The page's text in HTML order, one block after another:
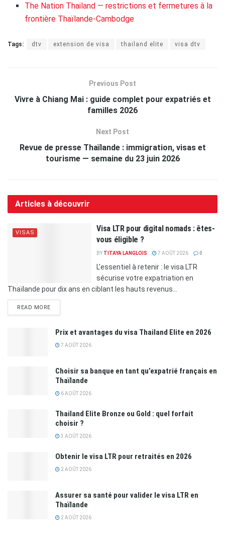
The Nation Thailand — restrictions et fermetures à la
frontière Thaïlande-Cambodge
Tags: dtv extension de visa thailand elite visa dtv
Previous Post
Vivre à Chiang Mai : guide complet pour expatriés et
familles 2026
Next Post
Revue de presse Thaïlande : immigration, visas et
tourisme — semaine du 23 juin 2026
Articles à découvrir
VISAS
Visa LTR pour digital nomads : êtes-
vous éligible ?
BY TITAYA LANGLOIS 7 AOÛT 2026 0
L'essentiel à retenir : le visa LTR
sécurise votre expatriation en
Thaïlande pour dix ans en ciblant les hauts revenus...
READ MORE
Prix et avantages du visa Thailand Elite en 2026
7 AOÛT 2026
Choisir sa banque en tant qu’expatrié français en
Thaïlande
6 AOÛT 2026
Thailand Elite Bronze ou Gold : quel forfait
choisir ?
3 AOÛT 2026
Obtenir le visa LTR pour retraités en 2026
2 AOÛT 2026
Assurer sa santé pour valider le visa LTR en
Thaïlande
2 AOÛT 2026